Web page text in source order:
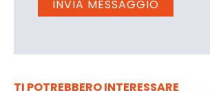
TI POTREBBERO INTERESSARE